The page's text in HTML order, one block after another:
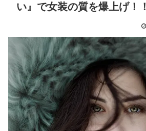
い』で女装の質を爆上げ！！